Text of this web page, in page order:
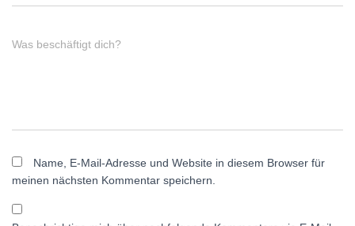
Was beschäftigt dich?
Name, E-Mail-Adresse und Website in diesem Browser für
meinen nächsten Kommentar speichern.